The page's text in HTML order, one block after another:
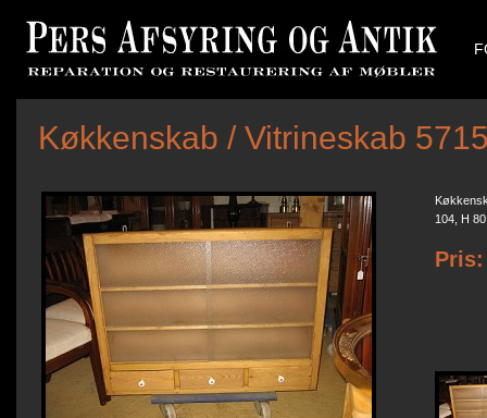
Køkkenskab / Vitrineskab
104, H
Pris: